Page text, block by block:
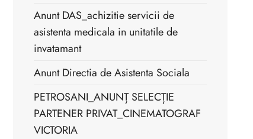
Anunt DAS_achizitie servicii de
asistenta medicala in unitatile de
invatamant
Anunt Directia de Asistenta Sociala
PETROSANI_ANUNȚ SELECȚIE
PARTENER PRIVAT_CINEMATOGRAF
VICTORIA